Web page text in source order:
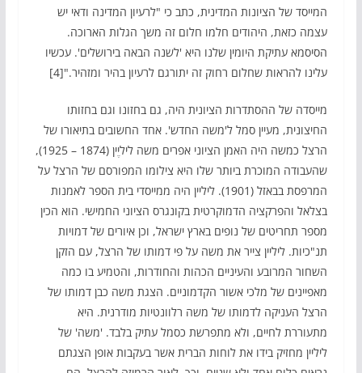
המייסד של הציונות המדינית, כתב כי "לרעיון המדינה ודאי יש
עצמה כזאת, היהודים חלמו חלום זה משך הגלות הארוכה.
הסיסמא עתיקת היומין שלנו היא 'לשנה הבאה בירושלים'. עכשיו
עלינו להראות שחלום רחוק זה יתורגם לרעיון בהיר ומזהיר."[4]
מייסדה של ההסתדרות הציונית היה, גם בחזונו וגם בחזותו
החיצונית, מעיין סמל ל'משה החדש'. אחד החשובים בתיאורו של
הרצל כמשה היה האמן הציוני אפרים משה ליליֶין (1874 – 1925),
שהעבודה המוכרת ביותר שלו היא צילומו המפורסם של הרצל על
המרפסת בבאזל (1901). ליליין היה ממייסדי בית הספר לאמנות
בצלאל והפרקציה הדמוקרטית בקונגרס הציוני החמישי. הוא הכין
מספר תחריטים של נופים בארץ ישראל, וכן איורים של דמויות
תנ"כיות. ליליין צייר את משה על פי דמותו של הרצל, עם הזקן
השחור המרובע והעיניים הכהות והחודרות, והטמיע בו כמה
מאפיינים של מלכי אשור הקדמוניים. הצגת משה כבן דמותו של
הרצל העניקה לדמותו של משה רלוונטיות מודרנית. היא
מתעוררת לחיים, ולא מתפרשת כסמל עתיק בלבד. 'משה' של
ליליין מחזיק בידו את לוחות הברית אשר בעקבות אופן הצגתם